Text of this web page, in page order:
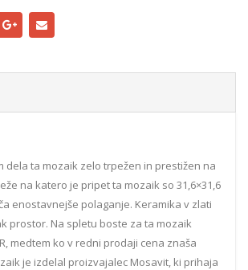
dela ta mozaik zelo trpežen in prestižen na
na katero je pripet ta mozaik so 31,6×31,6
enostavnejše polaganje. Keramika v zlati
prostor. Na spletu boste za ta mozaik
medtem ko v redni prodaji cena znaša
je izdelal proizvajalec Mosavit, ki prihaja